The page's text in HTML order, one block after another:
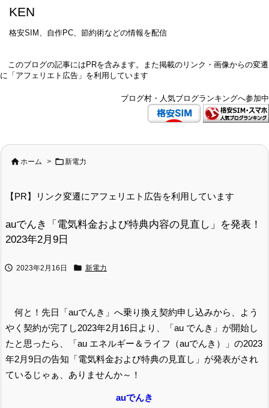
KEN
格安SIM、自作PC、節約術などの情報を配信
このブログの記事にはPRを含みます。また掲載のリンク・画像からの変遷
に「アフェリエト広告」を利用しています
ブログ村・人気ブログランキングへ参加中
 ホーム > 新電力
【PR】リンク変遷にアフェリエト広告を利用しています
auでんき「電気料金および特典内容の見直し」を発表！
2023年2月9日
 2023年2月16日  新電力
何と！先日「auでんき」へ乗り換え契約申し込みから、よう
やく契約が完了し2023年2月16日より、「au でんき」が開始し
たと思ったら、「au エネルギー＆ライフ（auでんき）」の2023
年2月9日の告知「電気料金および特典の見直し」が発表がされ
ているじゃぁ、ありませんか～！
auでんき